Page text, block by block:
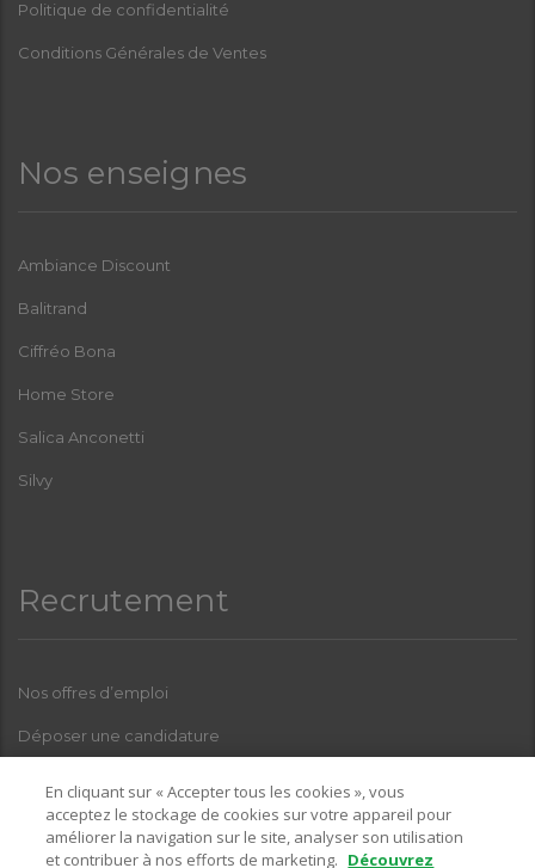
Politique de confidentialité
Conditions Générales de Ventes
Nos enseignes
Ambiance Discount
Balitrand
Ciffréo Bona
Home Store
Salica Anconetti
Silvy
Recrutement
Nos offres d’emploi
Déposer une candidature
En cliquant sur « Accepter tous les cookies », vous
acceptez le stockage de cookies sur votre appareil pour
améliorer la navigation sur le site, analyser son utilisation
et contribuer à nos efforts de marketing. Découvrez